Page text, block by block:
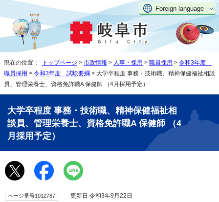
Foreign language
現在の位置： トップページ > 市政情報 > 人事・採用 > 職員採用 > 令和3年度
職員採用 > 令和3年度 試験要綱 > 大学卒程度 事務・技術職、精神保健福祉相談
員、管理栄養士、資格免許職A 保健師 （4月採用予定）
大学卒程度 事務・技術職、精神保健福祉相
談員、管理栄養士、資格免許職A 保健師 （4
月採用予定）
ページ番号1012787 更新日 令和3年9月22日